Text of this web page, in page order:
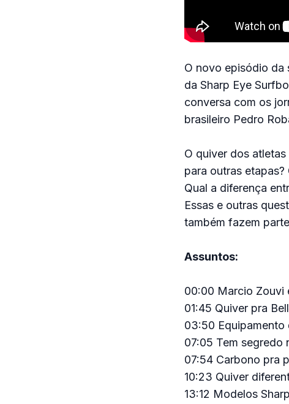
O novo episódio da
da Sharp Eye
conversa com os
brasileiro Pedro
O quiver dos
para outras
Qual a diferença
Essas e outras
também fazem
Assuntos:
00:00 Marcio Zouvi
01:45 Quiver pra
03:50 Equipamento
07:05 Tem segredo
07:54 Carbono pra
10:23 Quiver
13:12 Modelos